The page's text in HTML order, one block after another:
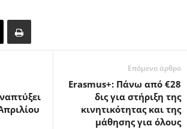
Επόμενο άρθρο
Erasmus+: Πάνω από €28
δις για στήριξη της
κινητικότητας και της
μάθησης για όλους